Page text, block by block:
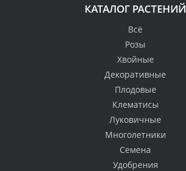
КАТАЛОГ РАСТЕНИЙ
Всё
Розы
Хвойные
Декоративные
Плодовые
Клематисы
Луковичные
Многолетники
Семена
Удобрения